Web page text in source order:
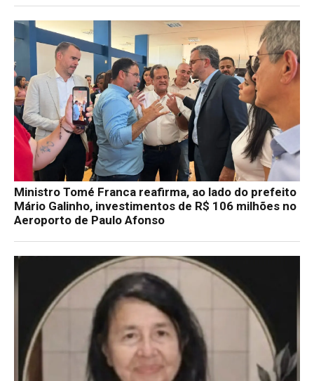
Ministro Tomé Franca reafirma, ao lado do prefeito
Mário Galinho, investimentos de R$ 106 milhões no
Aeroporto de Paulo Afonso